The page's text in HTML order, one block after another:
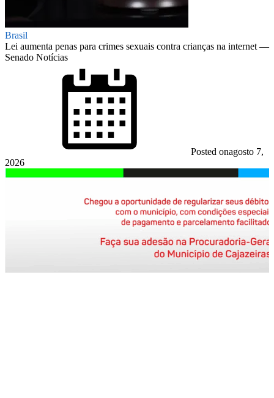
Brasil
Lei aumenta penas para crimes sexuais contra crianças na internet —
Senado Notícias
Posted onagosto 7,
2026